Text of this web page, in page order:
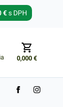
€s DPH
0,000€